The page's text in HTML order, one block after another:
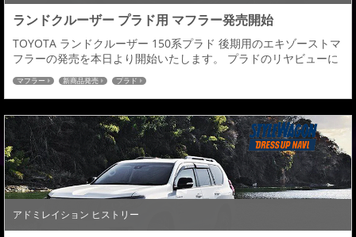
ランドクルーザー プラド用 マフラー発売開始
TOYOTA ランドクルーザー 150系プラド 後期用のエキゾーストマ
フラーの発売を本日より開始いたします。 プラドのリヤビューに
存在感をプラスする左右デュアル出しマフラー。１２０Φの大口
径テール、インナーパンチング仕様で他にない圧倒的な高級感を
与えてくれます。プラドのカスタムパーツをご検討している皆
様、どうぞ宜しくお願い致します。 TOYOTA ランドクルーザー
プラドLAND CRUISER ...
マフラー 新商品発売 プラド
アドミレイション ヒストリー